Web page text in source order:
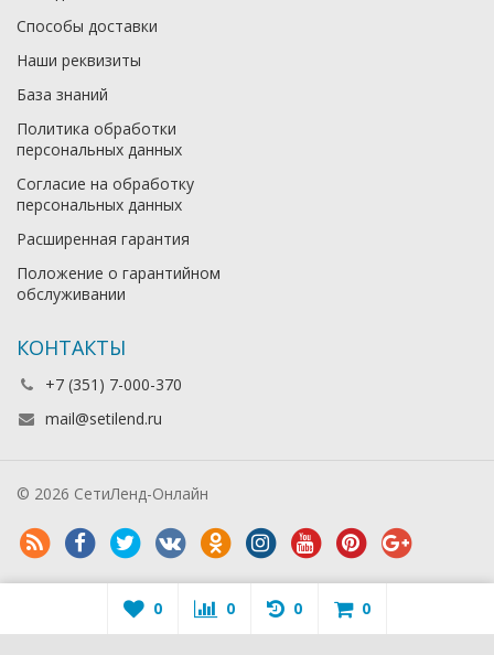
Способы доставки
Наши реквизиты
База знаний
Политика обработки
персональных данных
Согласие на обработку
персональных данных
Расширенная гарантия
Положение о гарантийном
обслуживании
КОНТАКТЫ
+7 (351) 7-000-370
mail@setilend.ru
© 2026 СетиЛенд-Онлайн
0 0 0 0